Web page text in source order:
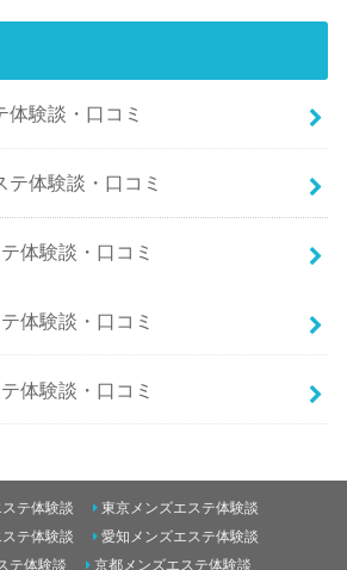
体験談・口コミ
体験談・口コミ
体験談・口コミ
体験談・口コミ
体験談・口コミ
験談・口コミ
テ体験談
東京メンズエステ体験談
テ体験談
愛知メンズエステ体験談
テ体験談
京都メンズエステ体験談